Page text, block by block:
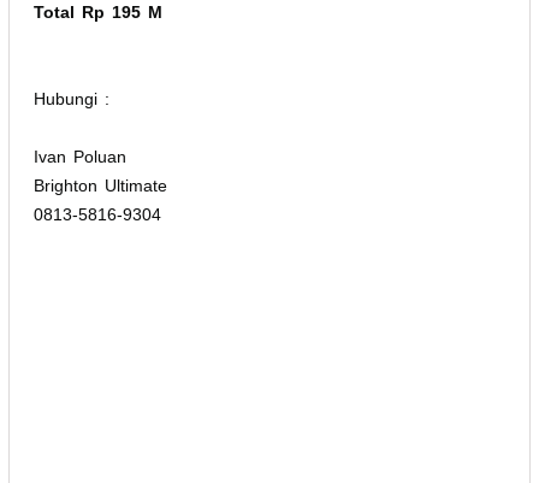
Total Rp 195 M
Hubungi :
Ivan Poluan
Brighton Ultimate
0813-5816-9304